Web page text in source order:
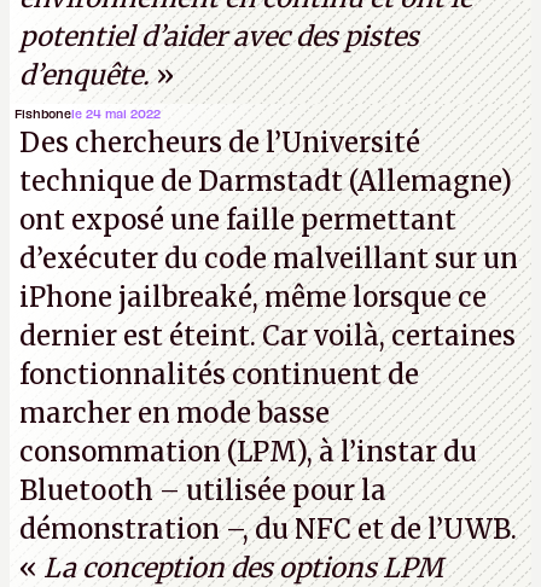
potentiel d’aider avec des pistes
d’enquête.»
Fishbonele 24 mai 2022
Des chercheurs de l’Université
technique de Darmstadt (Allemagne)
ont exposé une faille permettant
d’exécuter du code malveillant sur un
iPhone jailbreaké, même lorsque ce
dernier est éteint. Car voilà, certaines
fonctionnalités continuent de
marcher en mode basse
consommation (LPM), à l’instar du
Bluetooth – utilisée pour la
démonstration –, du NFC et de l’UWB.
« La conception des options LPM